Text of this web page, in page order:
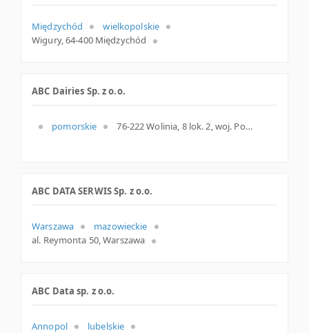
Międzychód
wielkopolskie
Wigury, 64-400 Międzychód
ABC Dairies Sp. z o.o.
pomorskie 76-222 Wolinia, 8 lok. 2, woj. Pomorskie, pow. Słupski, gm. Główczyce
ABC DATA SERWIS Sp. z o.o.
Warszawa
mazowieckie
al. Reymonta 50, Warszawa
ABC Data sp. z o.o.
Annopol
lubelskie